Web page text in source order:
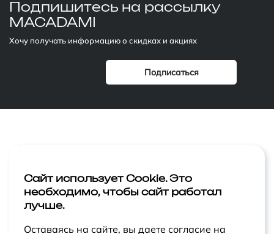
Подпишитесь на рассылку
MACADAMI
Хочу получать информацию о скидках и акциях
Акции
Статьи
Макияж
Сайт использует Cookie. Это
необходимо, чтобы сайт работал
лучше.
Оставаясь на сайте, вы даете согласие на